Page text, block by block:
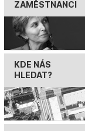
ZAMĚSTNANCI
KDE NÁS
HLEDAT?